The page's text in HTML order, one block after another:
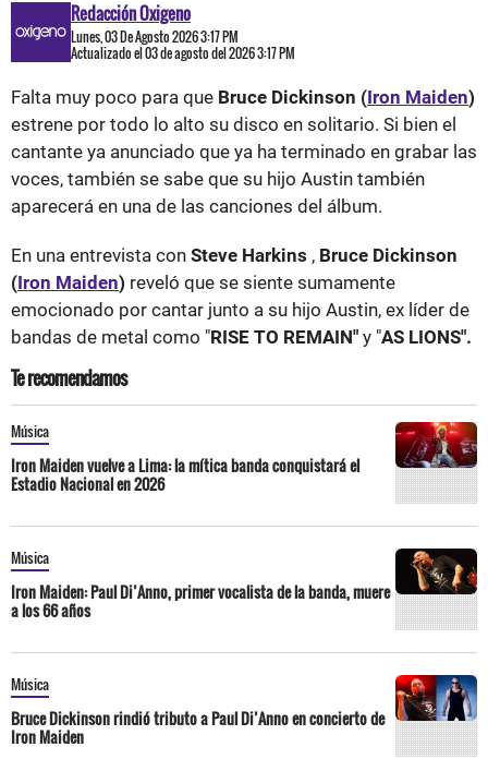
Redacción Oxigeno
Lunes, 03 De Agosto 2026 3:17 PM
Actualizado el 03 de agosto del 2026 3:17 PM
Falta muy poco para que Bruce Dickinson (Iron Maiden)
estrene por todo lo alto su disco en solitario. Si bien el
cantante ya anunciado que ya ha terminado en grabar las
voces, también se sabe que su hijo Austin también
aparecerá en una de las canciones del álbum.
En una entrevista con Steve Harkins , Bruce Dickinson
(Iron Maiden) reveló que se siente sumamente
emocionado por cantar junto a su hijo Austin, ex líder de
bandas de metal como "RISE TO REMAIN" y "AS LIONS".
Te recomendamos
Música
Iron Maiden vuelve a Lima: la mítica banda conquistará el
Estadio Nacional en 2026
Música
Iron Maiden: Paul Di’Anno, primer vocalista de la banda, muere
a los 66 años
Música
Bruce Dickinson rindió tributo a Paul Di’Anno en concierto de
Iron Maiden